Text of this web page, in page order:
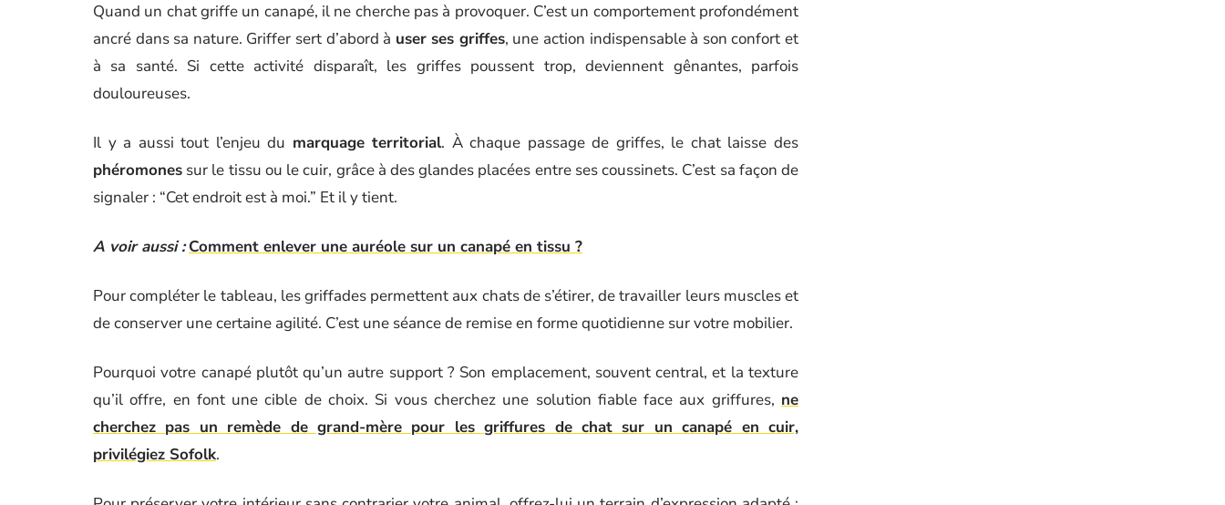
Quand un chat griffe un canapé, il ne cherche pas à provoquer. C’est un comportement profondément
ancré dans sa nature. Griffer sert d’abord à user ses griffes, une action indispensable à son confort et
à sa santé. Si cette activité disparaît, les griffes poussent trop, deviennent gênantes, parfois
douloureuses.
Il y a aussi tout l’enjeu du marquage territorial. À chaque passage de griffes, le chat laisse des
phéromones sur le tissu ou le cuir, grâce à des glandes placées entre ses coussinets. C’est sa façon de
signaler : “Cet endroit est à moi.” Et il y tient.
A voir aussi : Comment enlever une auréole sur un canapé en tissu ?
Pour compléter le tableau, les griffades permettent aux chats de s’étirer, de travailler leurs muscles et
de conserver une certaine agilité. C’est une séance de remise en forme quotidienne sur votre mobilier.
Pourquoi votre canapé plutôt qu’un autre support ? Son emplacement, souvent central, et la texture
qu’il offre, en font une cible de choix. Si vous cherchez une solution fiable face aux griffures, ne
cherchez pas un remède de grand-mère pour les griffures de chat sur un canapé en cuir,
privilégiez Sofolk.